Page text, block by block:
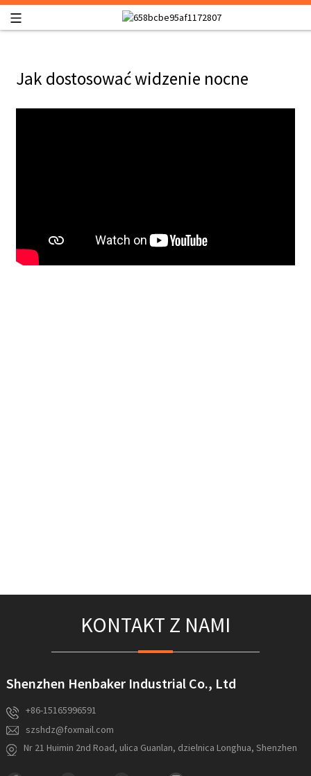
Jak dostosować widzenie nocne
KONTAKT Z NAMI
Shenzhen Henbaker Industrial Co., Ltd
+86-15165996591
szshdz@foxmail.com
Nr 21 Huimin 2nd Road, ulica Guanlan, dzielnica Longhua, Shenzhen